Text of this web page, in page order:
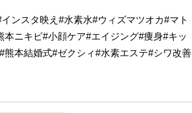
ンスタ映え#水素水#ウィズマツオカ#マト
ニキビ#小顔ケア#エイジング#痩身#キッ
本結婚式#ゼクシィ#水素エステ#シワ改善